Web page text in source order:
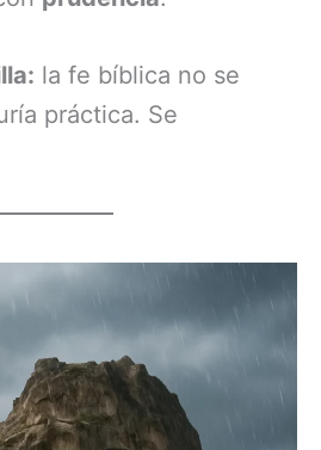
la fe bíblica no se
práctica. Se